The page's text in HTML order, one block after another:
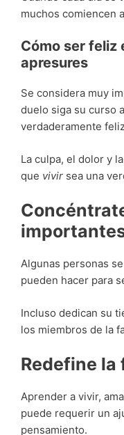
muchos comiencen
Cómo ser feliz
apresures
Se considera muy
duelo siga su curso
verdaderamente
La culpa, el dolor y
que vivir sea una
Algunas personas
pueden hacer para
Incluso dedican su
los miembros de la
Redefine
Aprender a vivir,
puede requerir un
pensamiento.